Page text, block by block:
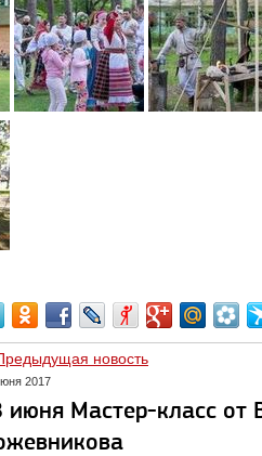
новость
2017
июня Мастер-класс от